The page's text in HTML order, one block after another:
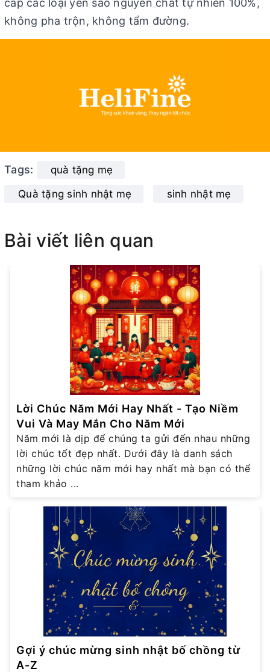
cấp các loại yến sào nguyên chất tự nhiên 100%,
không pha trộn, không tẩm đường.
Tags:
quà tặng mẹ
Quà tặng sinh nhật mẹ
sinh nhật mẹ
Bài viết liên quan
Lời Chúc Năm Mới Hay Nhất - Tạo Niềm
Vui Và May Mắn Cho Năm Mới
Năm mới là dịp để chúng ta gửi đến nhau những
lời chúc tốt đẹp nhất. Dưới đây là danh sách
những lời chúc năm mới hay nhất mà bạn có thể
tham khảo ...
Gợi ý chúc mừng sinh nhật bố chồng từ
A-Z